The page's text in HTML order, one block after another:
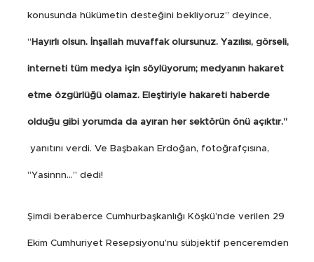
konusunda hükümetin desteğini bekliyoruz” deyince,
“Hayırlı olsun. İnşallah muvaffak olursunuz. Yazılısı, görseli,
interneti tüm medya için söylüyorum; medyanın hakaret
etme özgürlüğü olamaz. Eleştiriyle hakareti haberde
olduğu gibi yorumda da ayıran her sektörün önü açıktır.”
yanıtını verdi. Ve Başbakan Erdoğan, fotoğrafçısına,
“Yasinnn…” dedi!
Şimdi beraberce Cumhurbaşkanlığı Köşkü’nde verilen 29
Ekim Cumhuriyet Resepsiyonu’nu sübjektif penceremden